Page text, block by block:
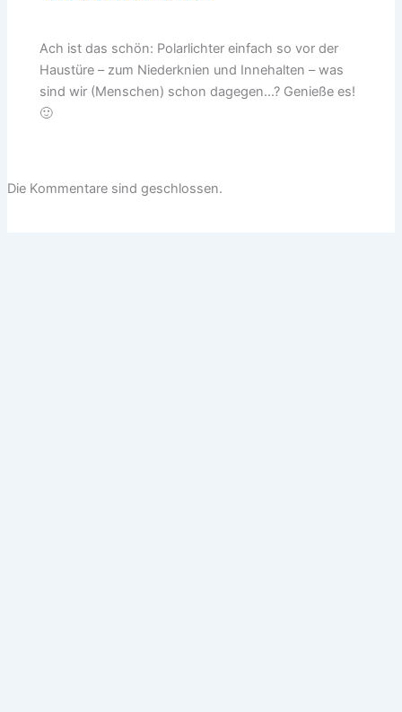
Ach ist das schön: Polarlichter einfach so vor der
Haustüre – zum Niederknien und Innehalten – was
sind wir (Menschen) schon dagegen…? Genieße es!
🙂
Die Kommentare sind geschlossen.